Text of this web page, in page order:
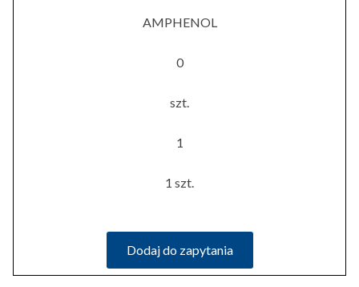
AMPHENOL
0
szt.
1
1 szt.
Dodaj do zapytania